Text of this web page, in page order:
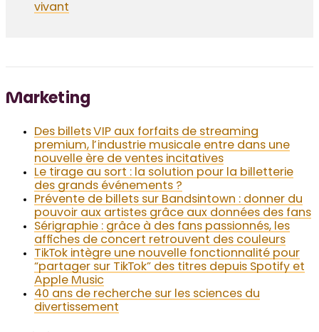
vivant
Marketing
Des billets VIP aux forfaits de streaming
premium, l’industrie musicale entre dans une
nouvelle ère de ventes incitatives
Le tirage au sort : la solution pour la billetterie
des grands événements ?
Prévente de billets sur Bandsintown : donner du
pouvoir aux artistes grâce aux données des fans
Sérigraphie : grâce à des fans passionnés, les
affiches de concert retrouvent des couleurs
TikTok intègre une nouvelle fonctionnalité pour
“partager sur TikTok” des titres depuis Spotify et
Apple Music
40 ans de recherche sur les sciences du
divertissement